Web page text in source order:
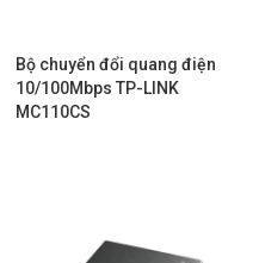
Bộ chuyển đổi quang điện
10/100Mbps TP-LINK
MC110CS